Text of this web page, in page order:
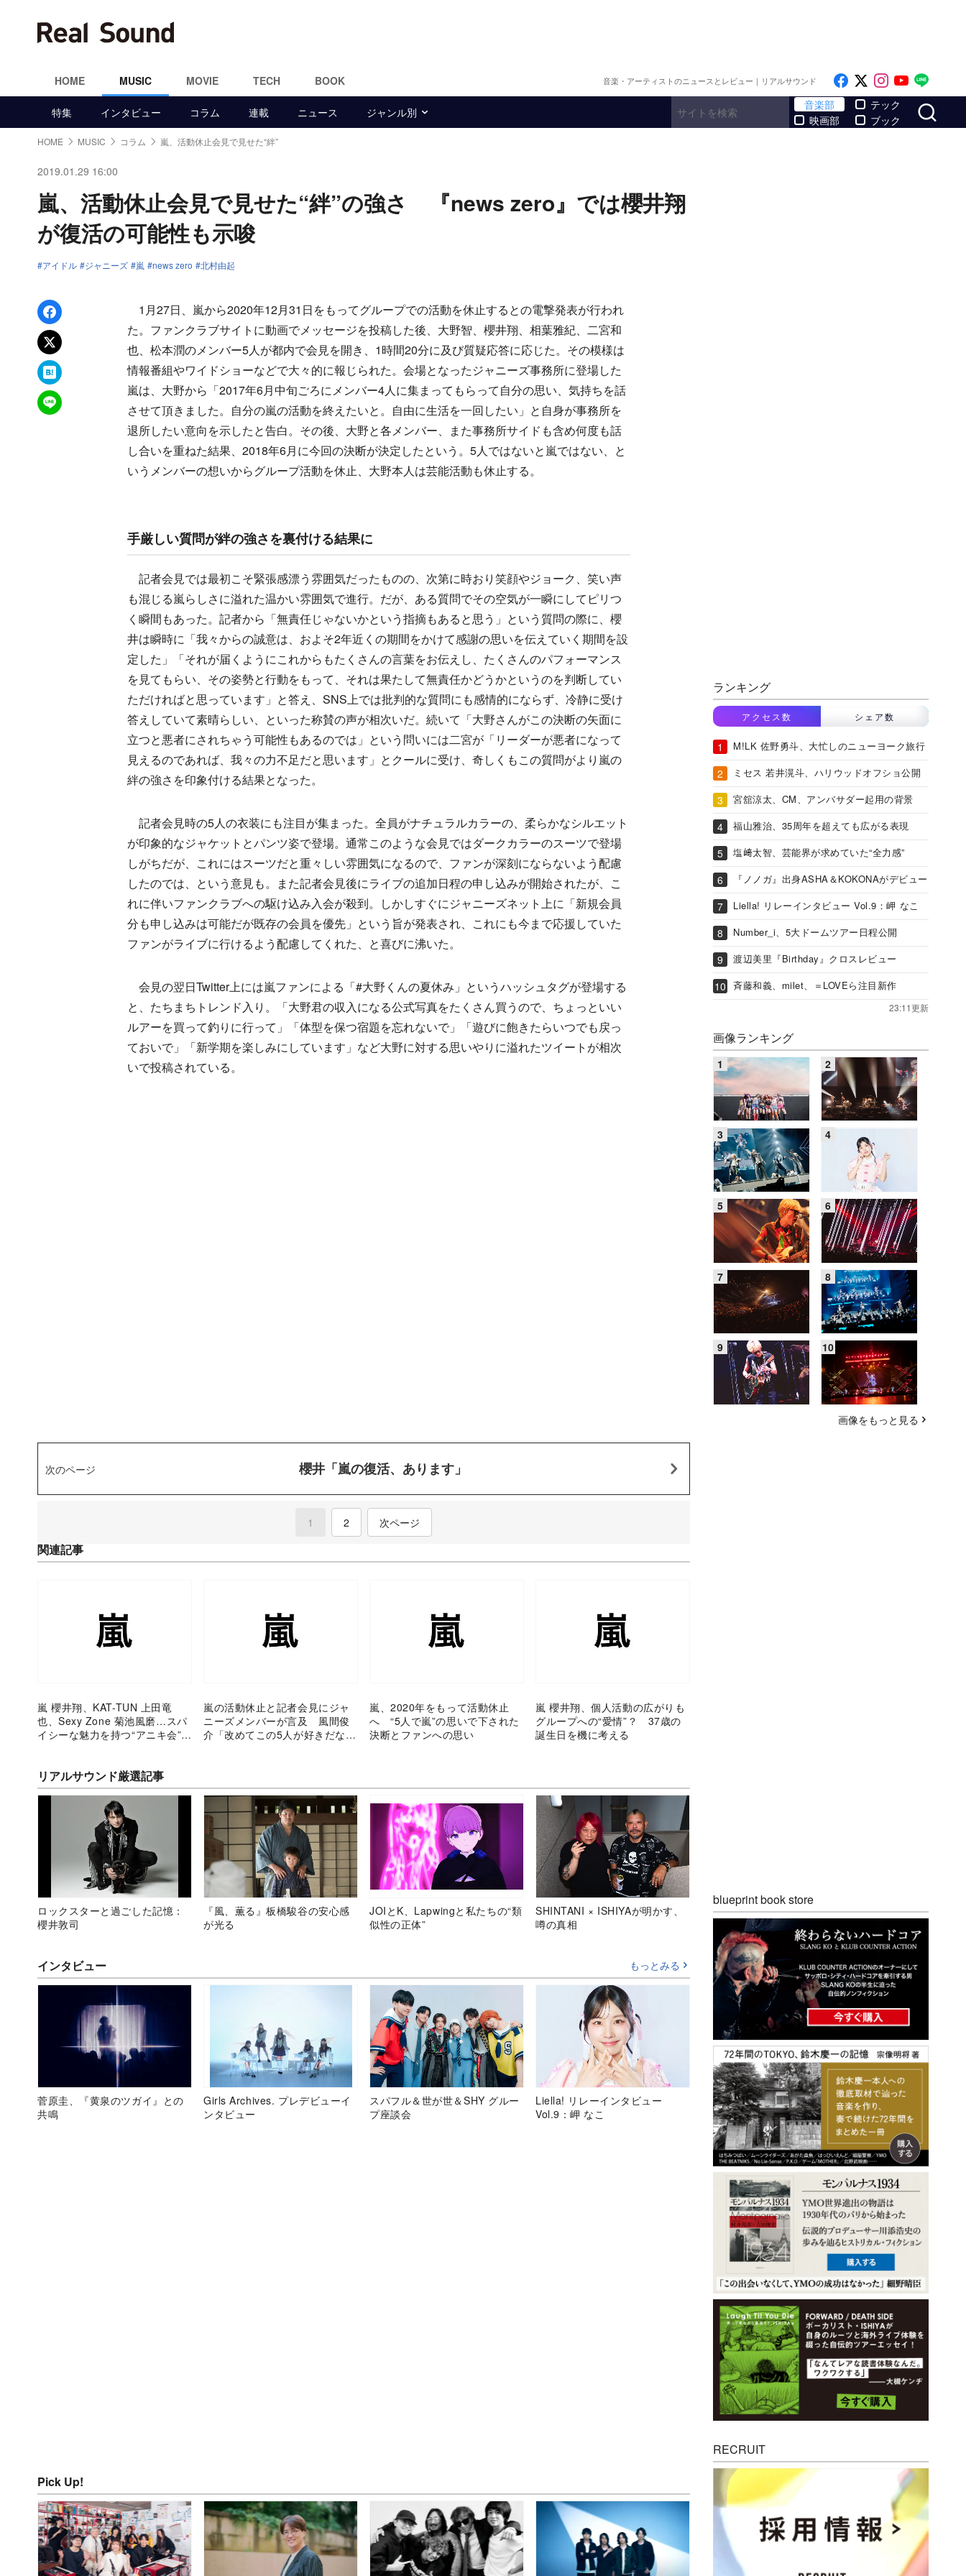
HOME MUSIC MOVIE TECH BOOK 音楽・アーティストのニュースとレビュー｜リアルサウンド Like on Facebook
Follow on x
Follow on
Follow
特集 インタビュー コラム 連載 ニュース ジャンル別
音楽部
映画部
テック
ブック
HOME MUSIC コラム 嵐、活動休止会見で見せた“絆”
2019.01.29 16:00
嵐、活動休止会見で見せた“絆”の強さ 『news zero』では櫻井翔
が復活の可能性も示唆
アイドル ジャニーズ 嵐 news zero 北村由起
Facebookでシェア
xでポスト
はてなブックマーク
LINEで送る
1月27日、嵐から2020年12月31日をもってグループでの活動を休止するとの電撃発表が行われ
た。ファンクラブサイトに動画でメッセージを投稿した後、大野智、櫻井翔、相葉雅紀、二宮和
也、松本潤のメンバー5人が都内で会見を開き、1時間20分に及び質疑応答に応じた。その模様は
情報番組やワイドショーなどで大々的に報じられた。会場となったジャニーズ事務所に登場した
嵐は、大野から「2017年6月中旬ごろにメンバー4人に集まってもらって自分の思い、気持ちを話
させて頂きました。自分の嵐の活動を終えたいと。自由に生活を一回したい」と自身が事務所を
退所したい意向を示したと告白。その後、大野と各メンバー、また事務所サイドも含め何度も話
し合いを重ねた結果、2018年6月に今回の決断が決定したという。5人ではないと嵐ではない、と
いうメンバーの想いからグループ活動を休止、大野本人は芸能活動も休止する。
手厳しい質問が絆の強さを裏付ける結果に
記者会見では最初こそ緊張感漂う雰囲気だったものの、次第に時おり笑顔やジョーク、笑い声
も混じる嵐らしさに溢れた温かい雰囲気で進行。だが、ある質問でその空気が一瞬にしてピリつ
く瞬間もあった。記者から「無責任じゃないかという指摘もあると思う」という質問の際に、櫻
井は瞬時に「我々からの誠意は、およそ2年近くの期間をかけて感謝の思いを伝えていく期間を設
定した」「それが届くようにこれからもたくさんの言葉をお伝えし、たくさんのパフォーマンス
を見てもらい、その姿勢と行動をもって、それは果たして無責任かどうかというのを判断してい
ただければと思っています」と答え、SNS上では批判的な質問にも感情的にならず、冷静に受け
答えしていて素晴らしい、といった称賛の声が相次いだ。続いて「大野さんがこの決断の矢面に
立つと悪者にされちゃう可能性もあるのでは」という問いには二宮が「リーダーが悪者になって
見えるのであれば、我々の力不足だと思います」とクールに受け、奇しくもこの質問がより嵐の
絆の強さを印象付ける結果となった。
記者会見時の5人の衣装にも注目が集まった。全員がナチュラルカラーの、柔らかなシルエット
が印象的なジャケットとパンツ姿で登場。通常このような会見ではダークカラーのスーツで登場
しがちだが、これにはスーツだと重々しい雰囲気になるので、ファンが深刻にならないよう配慮
したのでは、という意見も。また記者会見後にライブの追加日程の申し込みが開始されたが、こ
れに伴いファンクラブへの駆け込み入会が殺到。しかしすぐにジャニーズネット上に「新規会員
分も申し込みは可能だが既存の会員を優先」という旨が発表され、これにも今まで応援していた
ファンがライブに行けるよう配慮してくれた、と喜びに沸いた。
会見の翌日Twitter上には嵐ファンによる「#大野くんの夏休み」というハッシュタグが登場する
と、たちまちトレンド入り。「大野君の収入になる公式写真をたくさん買うので、ちょっといい
ルアーを買って釣りに行って」「体型を保つ宿題を忘れないで」「遊びに飽きたらいつでも戻っ
ておいで」「新学期を楽しみにしています」など大野に対する思いやりに溢れたツイートが相次
いで投稿されている。
次のページ 櫻井「嵐の復活、あります」
1 (current)
2 次ページ
関連記事
嵐 櫻井翔、KAT-TUN 上田竜
也、Sexy Zone 菊池風磨…スパ
イシーな魅力を持つ“アニキ会”メ
嵐の活動休止と記者会見にジャ
ニーズメンバーが言及 風間俊
介「改めてこの5人が好きだなっ
嵐、2020年をもって活動休止
へ “5人で嵐”の思いで下された
決断とファンへの思い
嵐 櫻井翔、個人活動の広がりも
グループへの“愛情”？ 37歳の
誕生日を機に考える
リアルサウンド厳選記事
ロックスターと過ごした記憶：
櫻井敦司
『風、薫る』板橋駿谷の安心感
が光る
JOIとK、Lapwingと私たちの“類
似性の正体”
SHINTANI × ISHIYAが明かす、
噂の真相
インタビュー もっとみる
菅原圭、『黄泉のツガイ』との
共鳴
Girls Archives. プレデビューイ
ンタビュー
スパフル＆世が世＆SHY グルー
プ座談会
Liella! リレーインタビュー
Vol.9：岬 なこ
Pick Up!
ランキング
アクセス数 シェア数
M!LK 佐野勇斗、大忙しのニューヨーク旅行
ミセス 若井滉斗、ハリウッドオフショ公開
宮舘涼太、CM、アンバサダー起用の背景
福山雅治、35周年を超えても広がる表現
塩﨑太智、芸能界が求めていた“全力感”
『ノノガ』出身ASHA＆KOKONAがデビュー
Liella! リレーインタビュー Vol.9：岬 なこ
Number_i、5大ドームツアー日程公開
渡辺美里『Birthday』クロスレビュー
斉藤和義、milet、＝LOVEら注目新作
23:11更新
画像ランキング
画像をもっと見る
blueprint book store
RECRUIT